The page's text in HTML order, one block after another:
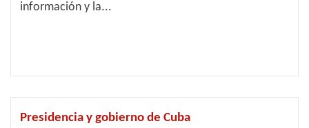
información y la...
Presidencia y gobierno de Cuba